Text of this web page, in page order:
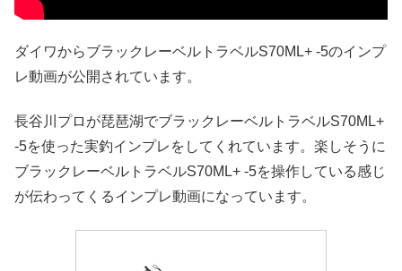
ダイワからブラックレーベルトラベルS70ML+ -5のインプ
レ動画が公開されています。
長谷川プロが琵琶湖でブラックレーベルトラベルS70ML+
-5を使った実釣インプレをしてくれています。楽しそうに
ブラックレーベルトラベルS70ML+ -5を操作している感じ
が伝わってくるインプレ動画になっています。